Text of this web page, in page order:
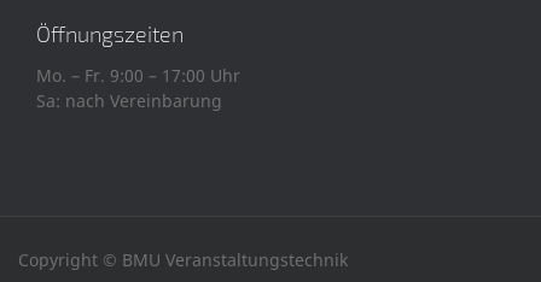
Öffnungszeiten
Mo. – Fr. 9:00 – 17:00 Uhr
Sa: nach Vereinbarung
Copyright © BMU Veranstaltungstechnik